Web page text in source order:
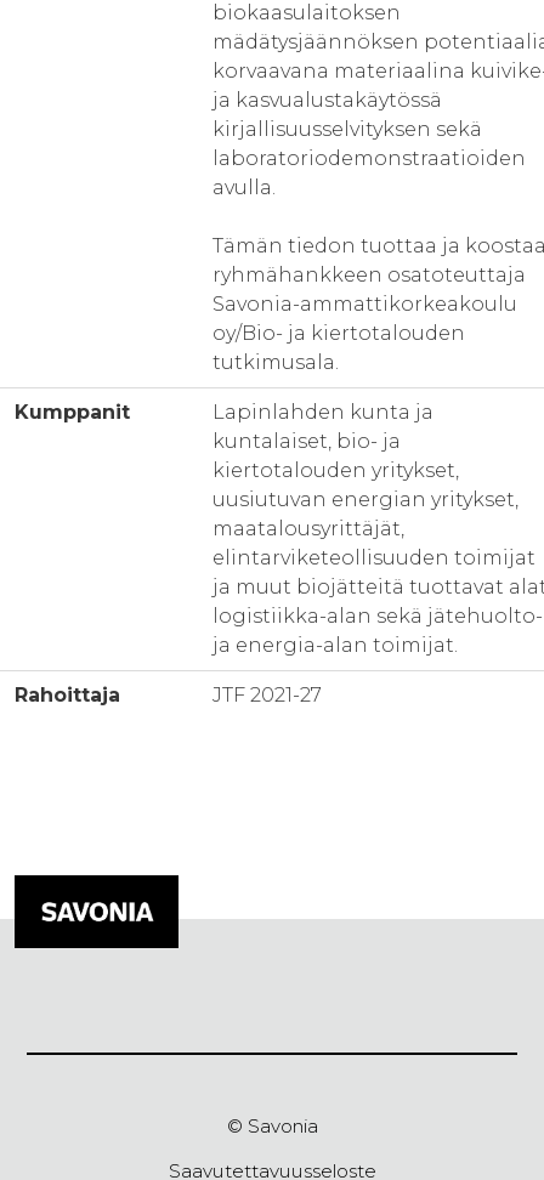
biokaasulaitoksen
mädätysjäännöksen
korvaavana materiaalina
ja kasvualustakäytössä
kirjallisuusselvityksen sekä
laboratoriodemonstraatioiden
avulla.
Tämän tiedon tuottaa ja
ryhmähankkeen osatoteuttaja
Savonia-ammattikorkeakoulu
oy/Bio- ja kiertotalouden
tutkimusala.
Kumppanit
Lapinlahden kunta ja
kuntalaiset, bio- ja
kiertotalouden yritykset,
uusiutuvan energian yritykset,
maatalousyrittäjät,
elintarviketeollisuuden toimijat
ja muut biojätteitä tuottavat
logistiikka-alan sekä jätehuolto-
ja energia-alan toimijat.
Rahoittaja JTF 2021-27
© Savonia
Saavutettavuusseloste